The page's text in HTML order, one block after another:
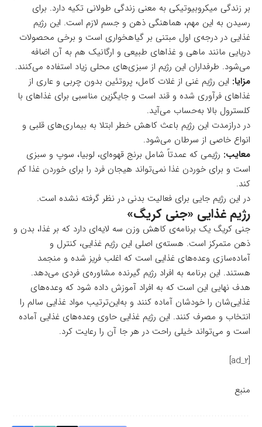
بر زندگی میکروبیوتیکی به معنی زندگی طولانی تکیه دارد. برای
رسیدن به این مهم، هماهنگی ذهن و جسم لازم است. این رژیم
غذایی در درجه‌ی اول مبتنی بر گیاهخواری است و برخی محصولات
دریایی مانند ماهی و غذاهای طبیعی و ارگانیک هم به آن اضافه
می‌شود. طرفداران این رژیم از سبزی‌های محلی زیاد استفاده می‌کنند.
مزایا: این رژیم غنی از غلات کامل، پروتئین بدون چربی و عاری از
غذاهای فرآوری شده و قند است و جایگزین مناسبی برای غذاهای با
کلسترول بالا به‌حساب می‌آید.
در درازمدت این رژیم باعث کاهش خطر ابتلا به بیماری‌های قلبی و
انواع خاصی از سرطان می‌شود.
معایب: رژیمی که عمدتاً شامل برنج قهوه‌ای، لوبیا، سوپ و سبزی
است و برای خوردن غذا نمی‌تواند هیجان فرد را برای خوردن غذا کم
کند.
در این رژیم جایی برای فعالیت بدنی در نظر گرفته نشده است.
رژیم غذایی «جنی کریگ»
جنی کریگ یک برنامه‌ی کاهش وزن سه لایه‌ای دارد که بر غذا، بدن و
ذهن متمرکز است. هسته‌ی اصلی این رژیم غذایی، کنترل و
آماده‌سازی وعده‌های غذایی است که اغلب فریز شده و منجمد
هستند. این برنامه به افراد رژیم گیرنده مشاوره‌ی فردی می‌دهد.
هدف نهایی این است که به افراد آموزش داده شود که وعده‌های
غذایی‌شان را خودشان آماده کنند و به‌این‌ترتیب مواد غذایی سالم را
انتخاب و مصرف کنند. این رژیم غذایی حاوی وعده‌های غذایی آماده
است و می‌تواند خیلی راحت در هر جا آن را رعایت کرد.
[ad_2]
منبع